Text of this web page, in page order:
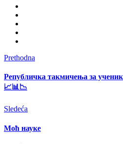
Prethodna
Републичка такмичења за
📈📊📉
Sledeća
Моћ науке